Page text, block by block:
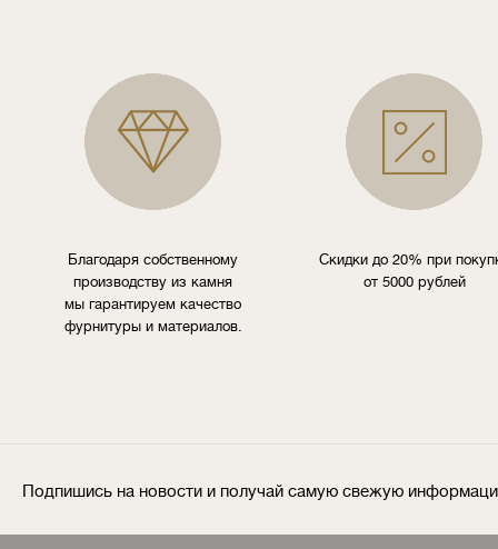
Благодаря собственному
производству из камня
мы гарантируем качество
фурнитуры и материалов.
Скидки до 20% при
от 5000 рублей
Подпишись на новости и получай самую свежую